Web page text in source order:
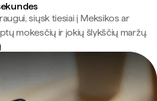
siųsk tiesiai į Meksikos ar
mokesčių ir jokių šlykščių maržų.